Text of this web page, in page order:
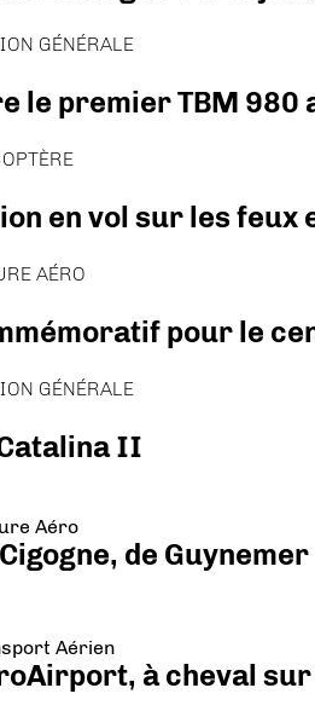
GÉNÉRALE
le premier TBM 980
en vol sur les feux
AÉRO
pour le
GÉNÉRALE
II
Aéro
de
Aérien
à cheval